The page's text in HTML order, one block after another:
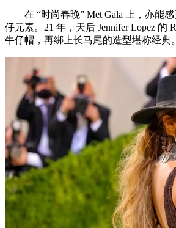
在 “时尚春晚” Met Gala 上，亦能感
仔元素。21 年，天后 Jennifer Lopez 的
牛仔帽，再绑上长马尾的造型堪称经典。